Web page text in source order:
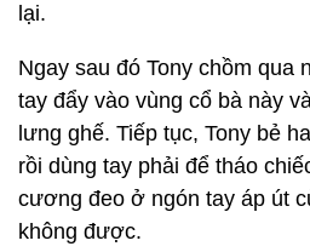
lại.
Ngay sau đó Tony chồm qua
tay đẩy vào vùng cổ bà này
lưng ghế. Tiếp tục, Tony bẻ
rồi dùng tay phải để tháo
cương đeo ở ngón tay áp út
không được.